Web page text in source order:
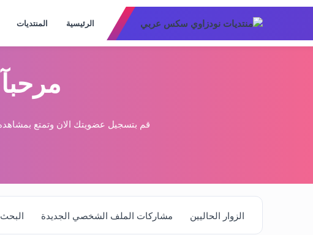
الرئيسية المنتديات
قم بتسجيل عضويتك الان وتمتع
الزوار الحاليين مشاركات الملف الشخصي الجديدة